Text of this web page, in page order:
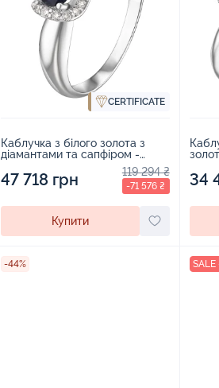
CERTIFICATE
Каблучка з білого золота з
діамантами та сапфіром -
47 718 грн 119 294 ₴
-71 576 ₴
Купити
34
-44% SALE